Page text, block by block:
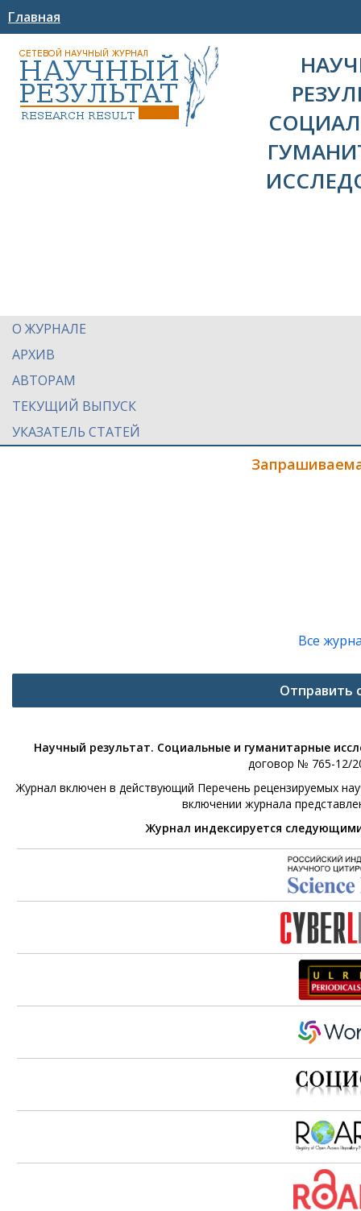
Главная
О ЖУРНАЛЕ
АРХИВ
АВТОРАМ
ТЕКУЩИЙ ВЫПУСК
УКАЗАТЕЛЬ СТАТЕЙ
Все
Отправить
Научный результат. Социальные и гуманитарные
договор № 765-12/
Журнал включен в действующий Перечень рецензируемых
включении журнала
Журнал индексируется